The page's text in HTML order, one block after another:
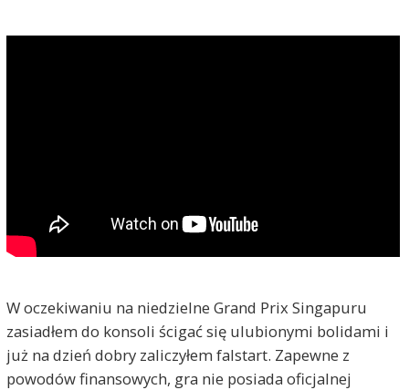
W oczekiwaniu na niedzielne Grand Prix Singapuru
zasiadłem do konsoli ścigać się ulubionymi bolidami i
już na dzień dobry zaliczyłem falstart. Zapewne z
powodów finansowych, gra nie posiada oficjalnej